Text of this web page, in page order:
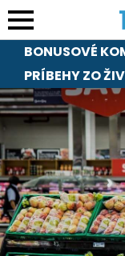
Menu
BONUSOVÉ
PRÍBEHY ZO